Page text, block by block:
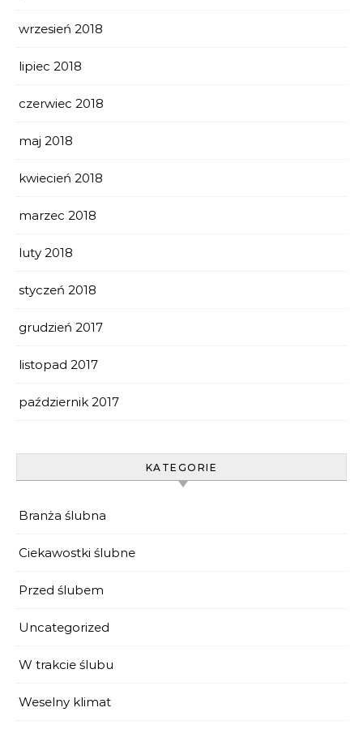
wrzesień 2018
lipiec 2018
czerwiec 2018
maj 2018
kwiecień 2018
marzec 2018
luty 2018
styczeń 2018
grudzień 2017
listopad 2017
październik 2017
KATEGORIE
Branża ślubna
Ciekawostki ślubne
Przed ślubem
Uncategorized
W trakcie ślubu
Weselny klimat